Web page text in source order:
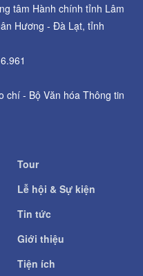
tâm Hành chính tỉnh Lâm
Hương - Đà Lạt, tỉnh
chí - Bộ Văn hóa Thông tin
Tour
Lễ hội & Sự kiện
Tin tức
Giới thiệu
Tiện ích